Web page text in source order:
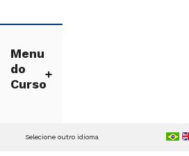
Menu
do
Curso
Selecione outro idioma